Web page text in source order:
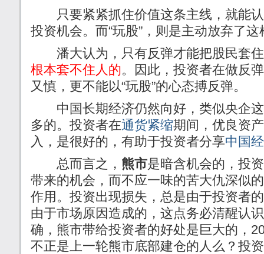
只要紧紧抓住价值这条主线，就能认
投资机会。而“玩股”，则是主动放弃了
潘大认为，只有反弹才能把股民套
根本套不住人的。因此，投资者在做反
又慎，更不能以“玩股”的心态搏反弹。
中国长期经济仍然向好，类似央企这
多的。投资者在通货紧缩期间，优良资
入，是很好的，有助于投资者分享中国
总而言之， 熊市是暗含机会的，投
带来的机会，而不应一味的苦大仇深似
作用。投资出现损失，总是由于投资者
由于市场原因造成的，这点务必清醒认
确，熊市带给投资者的好处是巨大的，
不正是上一轮熊市底部建仓的人么？投